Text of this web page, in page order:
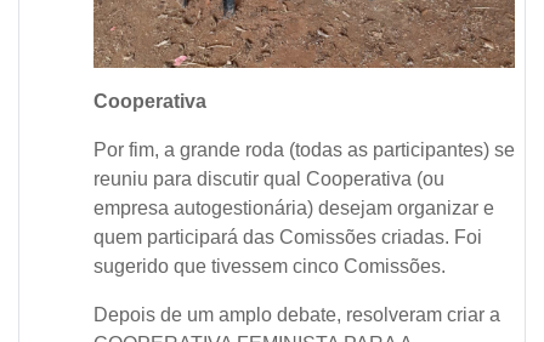
Cooperativa
Por fim, a grande roda (todas as participantes) se
reuniu para discutir qual Cooperativa (ou
empresa autogestionária) desejam organizar e
quem participará das Comissões criadas. Foi
sugerido que tivessem cinco Comissões.
Depois de um amplo debate, resolveram criar a